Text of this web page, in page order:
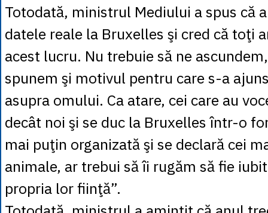
Totodată, ministrul Mediului a spus că
datele reale la Bruxelles şi cred că toţi
acest lucru. Nu trebuie să ne
spunem şi motivul pentru care s-a
asupra omului. Ca atare, cei care au
decât noi şi se duc la Bruxelles într-o
mai puţin organizată şi se declară cei
animale, ar trebui să îi rugăm să fie
propria lor fiinţă”.